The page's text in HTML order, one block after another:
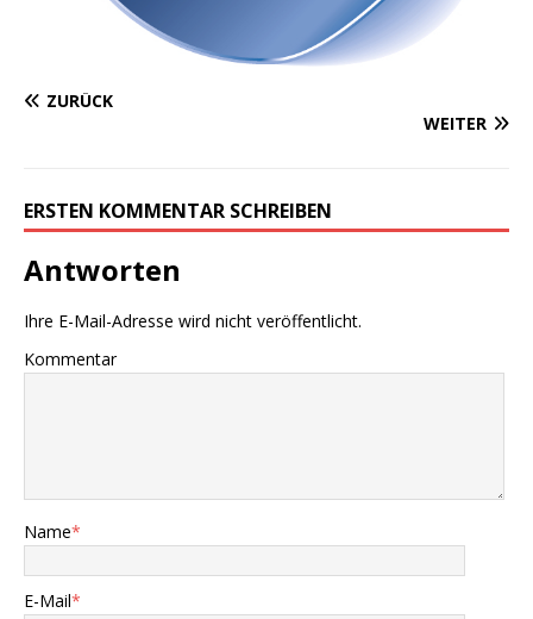
ZURÜCK
WEITER
ERSTEN KOMMENTAR SCHREIBEN
Antworten
Ihre E-Mail-Adresse wird nicht veröffentlicht.
Kommentar
Name*
E-Mail*